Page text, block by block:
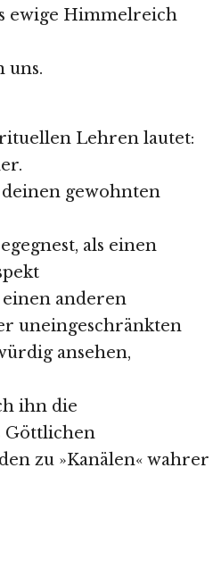
ewige Himmelreich
uns.
Lehren lautet:
gewohnten
als einen
anderen
uneingeschränkten
ansehen,
ihn die
Göttlichen
zu »Kanälen« wahrer